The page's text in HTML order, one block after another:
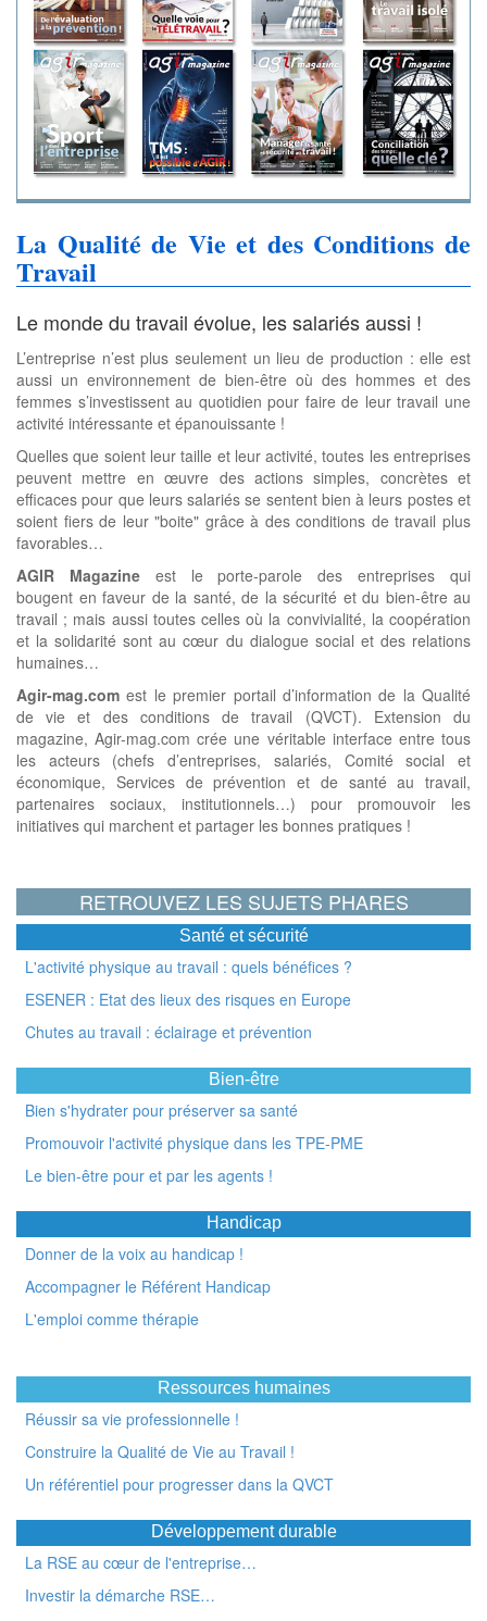
La Qualité de Vie et des Conditions de
Travail
Le monde du travail évolue, les salariés aussi !
L’entreprise n’est plus seulement un lieu de production : elle est
aussi un environnement de bien-être où des hommes et des
femmes s’investissent au quotidien pour faire de leur travail une
activité intéressante et épanouissante !
Quelles que soient leur taille et leur activité, toutes les entreprises
peuvent mettre en œuvre des actions simples, concrètes et
efficaces pour que leurs salariés se sentent bien à leurs postes et
soient fiers de leur "boite" grâce à des conditions de travail plus
favorables…
AGIR Magazineest le porte-parole des entreprises qui
bougent en faveur de la santé, de la sécurité et du bien-être au
travail ; mais aussi toutes celles où la convivialité, la coopération
et la solidarité sont au cœur du dialogue social et des relations
humaines…
Agir-mag.com est le premier portail d’information de la Qualité
de vie et des conditions de travail (QVCT). Extension du
magazine, Agir-mag.com crée une véritable interface entre tous
les acteurs (chefs d’entreprises, salariés, Comité social et
économique, Services de prévention et de santé au travail,
partenaires sociaux, institutionnels…) pour promouvoir les
initiatives qui marchent et partager les bonnes pratiques !
RETROUVEZ LES SUJETS PHARES
Santé et sécurité
L'activité physique au travail : quels bénéfices ?
ESENER : Etat des lieux des risques en Europe
Chutes au travail : éclairage et prévention
Bien-être
Bien s'hydrater pour préserver sa santé
Promouvoir l'activité physique dans les TPE-PME
Le bien-être pour et par les agents !
Handicap
Donner de la voix au handicap !
Accompagner le Référent Handicap
L'emploi comme thérapie
Ressources humaines
Réussir sa vie professionnelle !
Construire la Qualité de Vie au Travail !
Un référentiel pour progresser dans la QVCT
Développement durable
La RSE au cœur de l'entreprise…
Investir la démarche RSE…